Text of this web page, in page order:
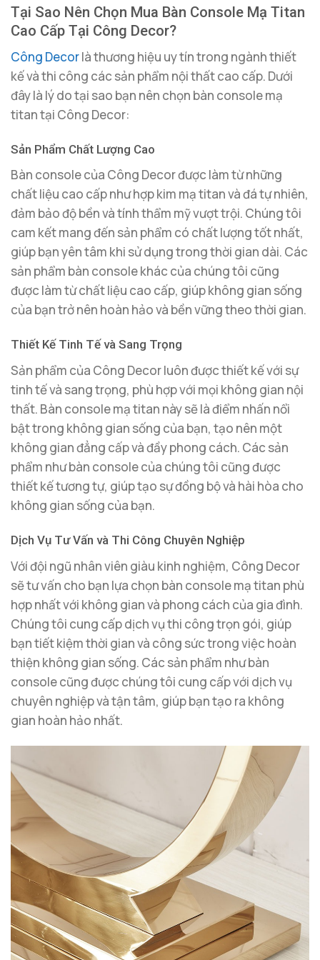
Tại Sao Nên Chọn Mua Bàn Console Mạ Titan
Cao Cấp Tại Công Decor?
Công Decorlà thương hiệu uy tín trong ngành thiết
kế và thi công các sản phẩm nội thất cao cấp. Dưới
đây là lý do tại sao bạn nên chọn bàn console mạ
titan tại Công Decor:
Sản Phẩm Chất Lượng Cao
Bàn console của Công Decor được làm từ những
chất liệu cao cấp như hợp kim mạ titan và đá tự nhiên,
đảm bảo độ bền và tính thẩm mỹ vượt trội. Chúng tôi
cam kết mang đến sản phẩm có chất lượng tốt nhất,
giúp bạn yên tâm khi sử dụng trong thời gian dài. Các
sản phẩm bàn console khác của chúng tôi cũng
được làm từ chất liệu cao cấp, giúp không gian sống
của bạn trở nên hoàn hảo và bền vững theo thời gian.
Thiết Kế Tinh Tế và Sang Trọng
Sản phẩm của Công Decor luôn được thiết kế với sự
tinh tế và sang trọng, phù hợp với mọi không gian nội
thất. Bàn console mạ titan này sẽ là điểm nhấn nổi
bật trong không gian sống của bạn, tạo nên một
không gian đẳng cấp và đầy phong cách. Các sản
phẩm như bàn console của chúng tôi cũng được
thiết kế tương tự, giúp tạo sự đồng bộ và hài hòa cho
không gian sống của bạn.
Dịch Vụ Tư Vấn và Thi Công Chuyên Nghiệp
Với đội ngũ nhân viên giàu kinh nghiệm, Công Decor
sẽ tư vấn cho bạn lựa chọn bàn console mạ titan phù
hợp nhất với không gian và phong cách của gia đình.
Chúng tôi cung cấp dịch vụ thi công trọn gói, giúp
bạn tiết kiệm thời gian và công sức trong việc hoàn
thiện không gian sống. Các sản phẩm như bàn
console cũng được chúng tôi cung cấp với dịch vụ
chuyên nghiệp và tận tâm, giúp bạn tạo ra không
gian hoàn hảo nhất.